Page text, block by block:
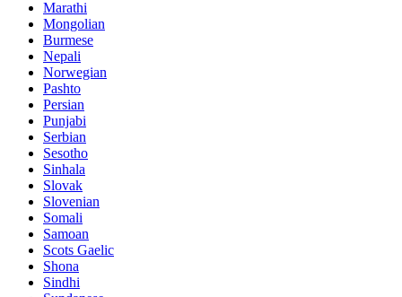
Marathi
Mongolian
Burmese
Nepali
Norwegian
Pashto
Persian
Punjabi
Serbian
Sesotho
Sinhala
Slovak
Slovenian
Somali
Samoan
Scots Gaelic
Shona
Sindhi